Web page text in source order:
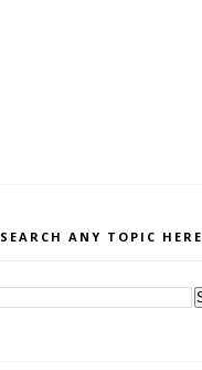
SEARCH ANY TOPIC HERE